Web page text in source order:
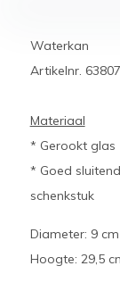
Waterkan
Artikelnr. 63807
Materiaal
* Gerookt glas
* Goed
schenkstuk
Diameter: 9 cm
Hoogte: 29,5